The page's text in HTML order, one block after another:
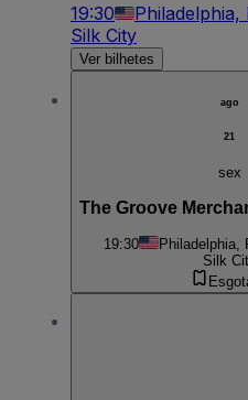
19:30 Philadelphia,
Silk City
Ver bilhetes
ago
21
sex
The Groove
19:30 Philadelphia,
Silk